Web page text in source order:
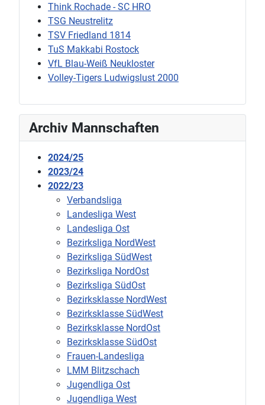
Think Rochade - SC HRO
TSG Neustrelitz
TSV Friedland 1814
TuS Makkabi Rostock
VfL Blau-Weiß Neukloster
Volley-Tigers Ludwigslust 2000
Archiv Mannschaften
2024/25
2023/24
2022/23
Verbandsliga
Landesliga West
Landesliga Ost
Bezirksliga NordWest
Bezirksliga SüdWest
Bezirksliga NordOst
Bezirksliga SüdOst
Bezirksklasse NordWest
Bezirksklasse SüdWest
Bezirksklasse NordOst
Bezirksklasse SüdOst
Frauen-Landesliga
LMM Blitzschach
Jugendliga Ost
Jugendliga West